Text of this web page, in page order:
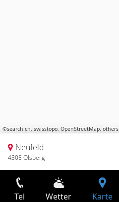
©search.ch, swisstopo, OpenStreetMap, others
Neufeld
4305 Olsberg
Tel Wetter Karte